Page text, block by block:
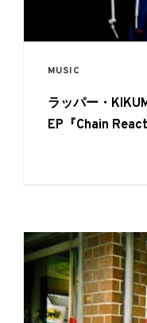
MUSIC
ラッパー・
EP『Chain